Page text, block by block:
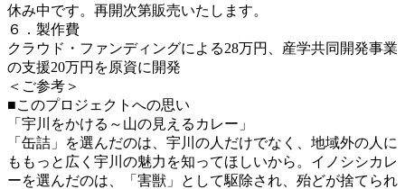
休み中です。再開次第販売いたします。
６．製作費
クラウド・ファンディングによる28万円、産学共同開発事業
の支援20万円を原資に開発
＜ご参考＞
■このプロジェクトへの思い
「宇川をかける～山の見えるカレー」
「缶詰」を選んだのは、宇川の人だけでなく、地域外の人に
ももっと広く宇川の魅力を知ってほしいから。イノシシカレ
ーを選んだのは、「害獣」として駆除され、殆どが捨てられ